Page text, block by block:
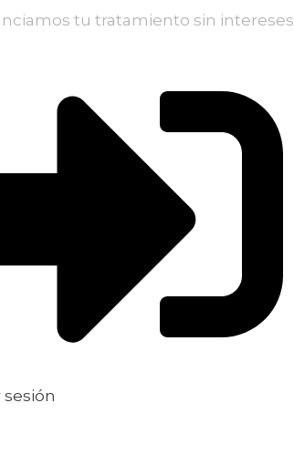
tu tratamiento sin intereses
sesión